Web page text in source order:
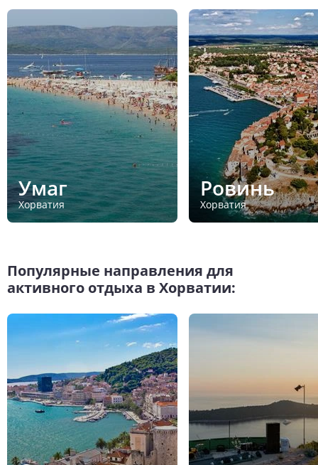
Умаг
Хорватия
Ровинь
Хорватия
Популярные направления для
активного отдыха в Хорватии: